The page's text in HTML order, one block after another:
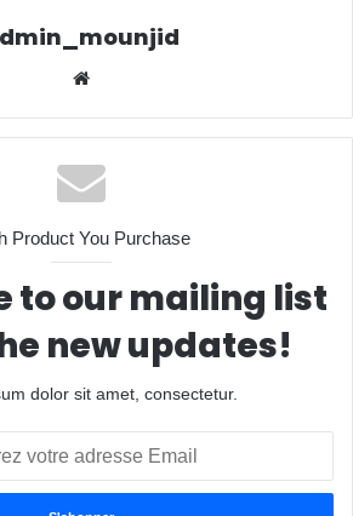
Product You Purchase
to our mailing list
new updates!
dolor sit amet, consectetur.